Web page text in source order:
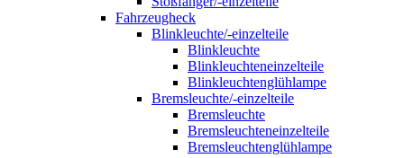
Fahrzeugheck
Blinkleuchte/-einzelteile
Blinkleuchte
Blinkleuchteneinzelteile
Blinkleuchtenglühlampe
Bremsleuchte/-einzelteile
Bremsleuchte
Bremsleuchteneinzelteile
Bremsleuchtenglühlampe